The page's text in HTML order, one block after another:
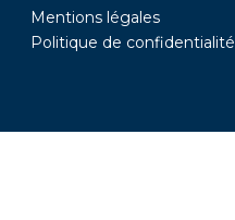
Mentions légales
Politique de confidentialité